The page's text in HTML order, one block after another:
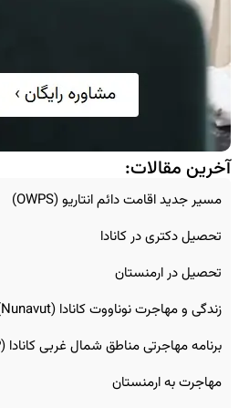
آخرین مقالات:
مسیر جدید اقامت دائم انتاریو (OWPS)
تحصیل دکتری در کانادا
تحصیل در ارمنستان
زندگی و مهاجرت نوناووت کانادا (Nunavut)
برنامه مهاجرتی مناطق شمال غربی کانادا (NTNP)
مهاجرت به ارمنستان